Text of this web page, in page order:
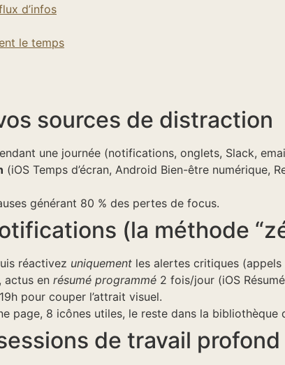
d’infos
le temps
sources de distraction
une journée (notifications, onglets, Slack,
(iOS Temps d’écran, Android Bien-être numérique,
générant 80 % des pertes de focus.
(la méthode
réactivez uniquement les alertes critiques
actus en résumé programmé 2 fois/jour (iOS
pour couper l’attrait visuel.
page, 8 icônes utiles, le reste dans la bibliothèque
de travail profond